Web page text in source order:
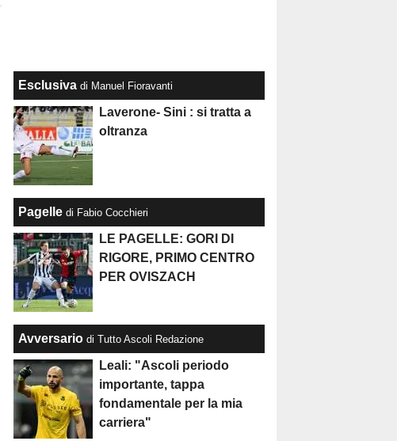
Esclusiva di Manuel Fioravanti
Laverone- Sini : si tratta a
oltranza
Pagelle di Fabio Cocchieri
LE PAGELLE: GORI DI
RIGORE, PRIMO CENTRO
PER OVISZACH
Avversario di Tutto Ascoli Redazione
Leali: "Ascoli periodo
importante, tappa
fondamentale per la mia
carriera"